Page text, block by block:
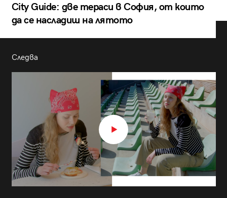
City Guide: две тераси в София, от които
да се насладиш на лятото
Следва